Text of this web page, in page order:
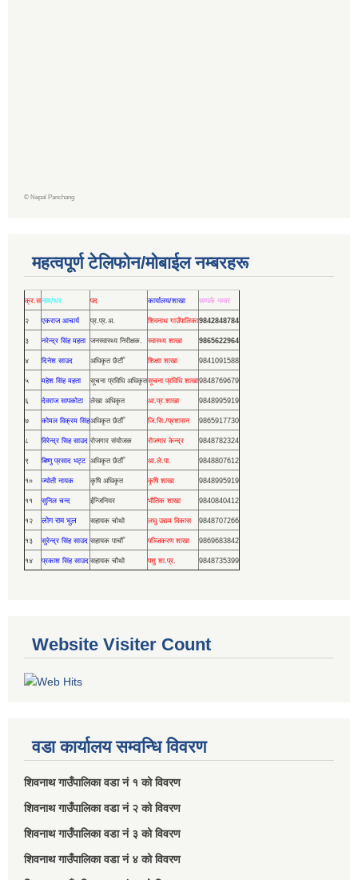
© Nepal Panchang
महत्वपूर्ण टेलिफोन/मोबाईल नम्बरहरू
क्र.सनाम/थर पद कार्यालय/शाखा सम्पर्क नम्वर
२ एकराज आचार्य प्र.प्र.अ. शिवनाथ गाउँपालिका9842848784
३ नरेन्द्र सिंह महता जनस्वास्थ्य निरीक्षक. स्वास्थ्य शाखा 9865622964
४ दिनेश साउद अधिकृत छैटौँ शिक्षाा शाखा 9841091588
५ महेश सिंह महता सूचना प्रविधि अधिकृतसूचना प्रविधि शाखा9848769679
६ देवराज सापकोटा लेखा अधिकृत आ.प्र.शाखा 9848995919
७ कोमल विक्रम सिंहअधिकृत छैठौँ जि.सि./प्रशासन 9865917730
८ विरेन्द्र सिह साउद रोजगार संयोजक रोजगार केन्द्र 9848782324
९ बिष्णु प्रसाद भट्ट अधिकृत छैठौँ आ.ले.पा. 9848807612
१० ज्योती नायक कृषि अधिकृत कृषि शाखा 9848995919
११ सुनिल चन्द ईन्जिनियर भौतिक शाखा 9840840412
१२ लोग राम भुल सहायक चोथो लघु उद्यम विकास 9848707266
१३ सुरेन्द्र सिंह साउद सहायक पाचौँ पञ्जिकरण शाखा 9869683842
१४ प्रकाश सिंह साउद सहायक चौथो पशु शा.प्र. 9848735399
Website Visiter Count
वडा कार्यालय सम्वन्धि विवरण
शिवनाथ गाउँपालिका वडा नं‌ १ को विवरण
शिवनाथ गाउँपालिका वडा नं‌ २ को विवरण
शिवनाथ गाउँपालिका वडा नं‌ ३ को विवरण
शिवनाथ गाउँपालिका वडा नं‌ ४ को विवरण